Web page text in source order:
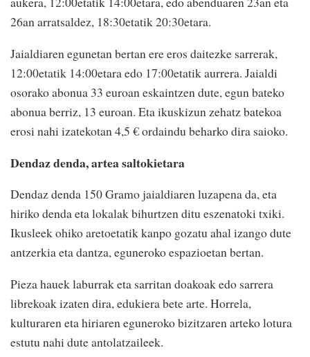
26an arratsaldez, 18:30etatik 20:30etara.
Jaialdiaren egunetan bertan ere eros daitezke sarrerak,
12:00etatik 14:00etara edo 17:00etatik aurrera. Jaialdi
osorako abonua 33 euroan eskaintzen dute, egun bateko
abonua berriz, 13 euroan. Eta ikuskizun zehatz batekoa
erosi nahi izatekotan 4,5 € ordaindu beharko dira saioko.
Dendaz denda, artea saltokietara
Dendaz denda 150 Gramo jaialdiaren luzapena da, eta
hiriko denda eta lokalak bihurtzen ditu eszenatoki txiki.
Ikusleek ohiko aretoetatik kanpo gozatu ahal izango dute
antzerkia eta dantza, eguneroko espazioetan bertan.
Pieza hauek laburrak eta sarritan doakoak edo sarrera
librekoak izaten dira, edukiera bete arte. Horrela,
kulturaren eta hiriaren eguneroko bizitzaren arteko lotura
estutu nahi dute antolatzaileek.